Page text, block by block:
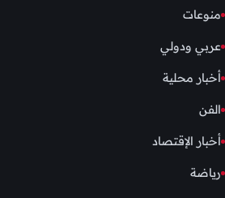
منوعات
عربي ودولي
أخبار محلية
الفن
أخبار الإقتصاد
رياضة